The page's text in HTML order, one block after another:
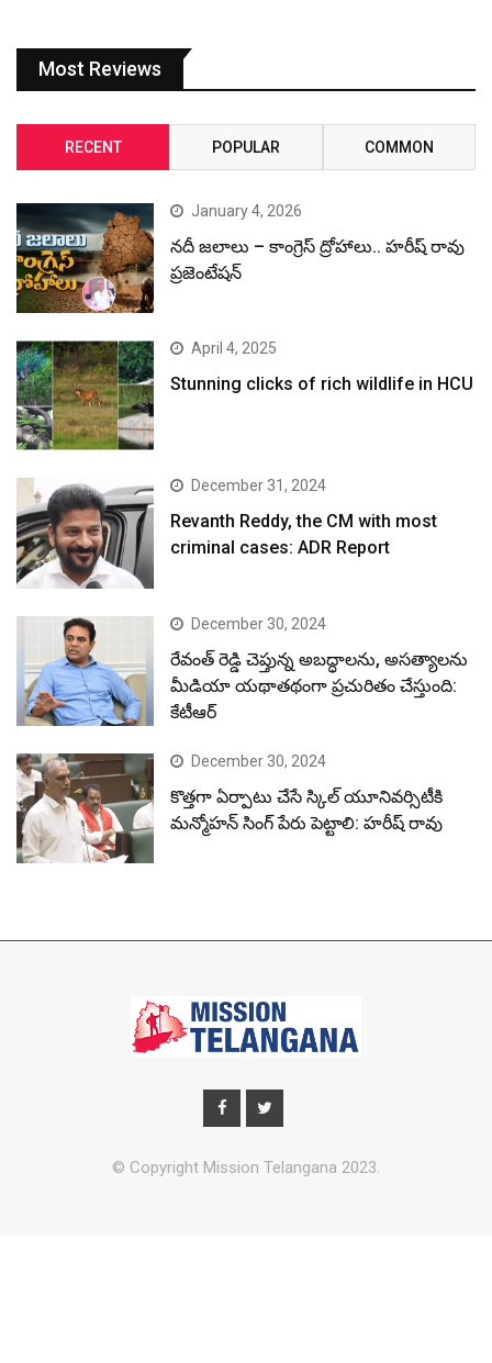
Most Reviews
RECENT POPULAR COMMON
January 4, 2026
నదీ జలాలు – కాంగ్రెస్ ద్రోహాలు.. హరీష్ రావు
ప్రజెంటేషన్
April 4, 2025
Stunning clicks of rich wildlife in HCU
December 31, 2024
Revanth Reddy, the CM with most
criminal cases: ADR Report
December 30, 2024
రేవంత్ రెడ్డి చెప్తున్న అబద్ధాలను, అసత్యాలను
మీడియా యథాతథంగా ప్రచురితం చేస్తుంది:
కేటీఆర్
December 30, 2024
కొత్తగా ఏర్పాటు చేసే స్కిల్ యూనివర్సిటీకి
మన్మోహన్ సింగ్ పేరు పెట్టాలి: హరీష్ రావు
© Copyright Mission Telangana 2023.